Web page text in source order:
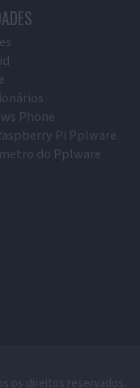
Phone
Pi Pplware
do Pplware
os direitos reservados.